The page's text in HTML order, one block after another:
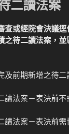
二讀法案
查或經院會決議
之待二讀法案，
及前期新增之待
讀法案－表決前
讀法案－表決前需